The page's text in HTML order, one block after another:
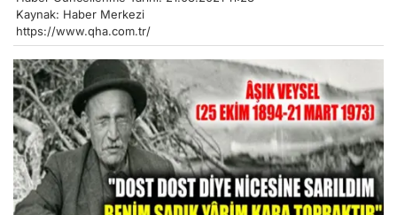
Kaynak: Haber Merkezi
https://www.qha.com.tr/